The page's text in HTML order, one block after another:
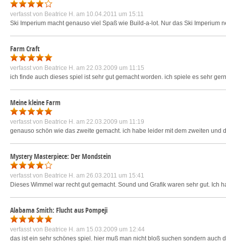
verfasst von Beatrice H. am 10.04.2011 um 15:11
Ski Imperium macht genauso viel Spaß wie Build-a-lot. Nur das Ski Imperium
Farm Craft
verfasst von Beatrice H. am 22.03.2009 um 11:15
ich finde auch dieses spiel ist sehr gut gemacht worden. ich spiele es sehr
Meine kleine Farm
verfasst von Beatrice H. am 22.03.2009 um 11:19
genauso schön wie das zweite gemacht. ich habe leider mit dem zweiten
Mystery Masterpiece: Der Mondstein
verfasst von Beatrice H. am 26.03.2011 um 15:41
Dieses Wimmel war recht gut gemacht. Sound und Grafik waren sehr gut.
Alabama Smith: Flucht aus Pompeji
verfasst von Beatrice H. am 15.03.2009 um 12:44
das ist ein sehr schönes spiel. hier muß man nicht bloß suchen sondern auch